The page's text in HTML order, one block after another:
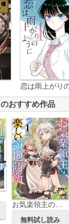
のおすすめ作品
お気楽領主の楽しい領地防衛
無料試し読み